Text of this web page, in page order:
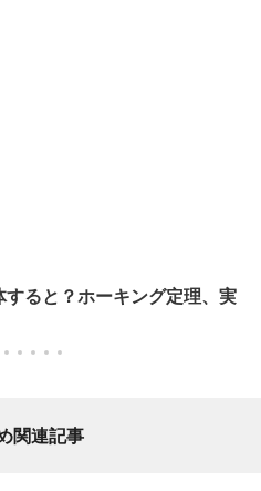
ると？ホーキング定理、実
関連記事